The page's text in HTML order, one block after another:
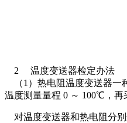
2 温度变送器检定办法
（1）热电阻温度变送器一
温度测量量程 0 ～ 100℃，再
对温度变送器和热电阻分别